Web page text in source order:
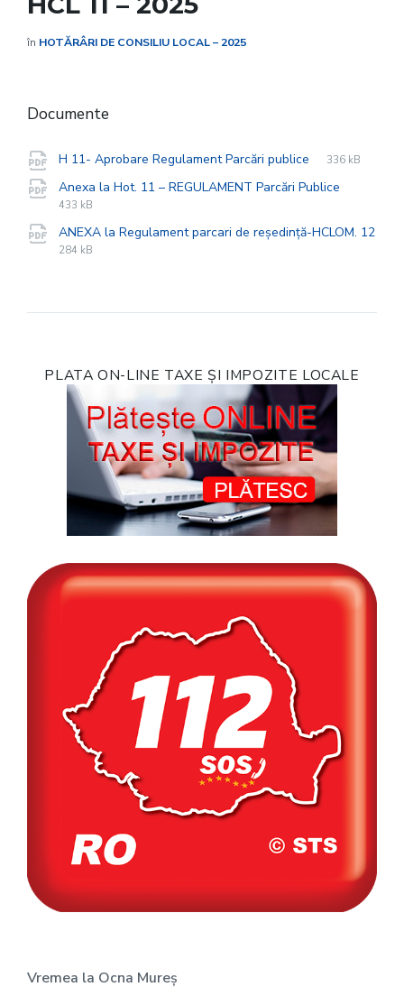
în HOTĂRÂRI DE CONSILIU LOCAL – 2025
Documente
H 11- Aprobare Regulament Parcări publice
File
pdf
File
336 kB
Anexa la Hot. 11 – REGULAMENT Parcări Publice
433 kB
ANEXA la Regulament parcari de reședință-HCLOM. 12
File
pdf
File
284 kB
PLATA ON-LINE TAXE ȘI IMPOZITE LOCALE
Vremea la Ocna Mureș